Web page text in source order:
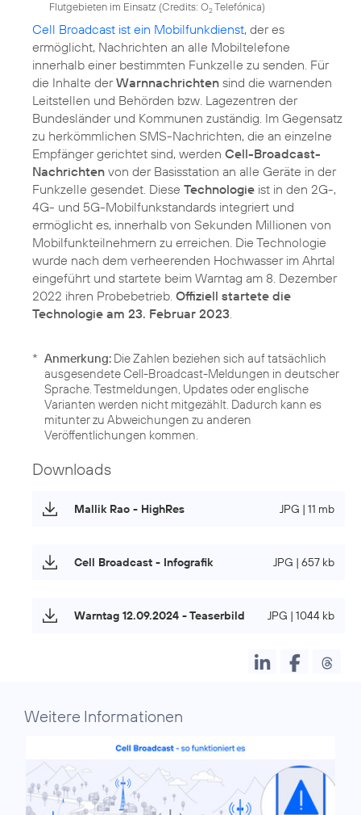
Flutgebieten im Einsatz (Credits: O2Telefónica)
Cell Broadcast ist ein Mobilfunkdienst, der es
ermöglicht, Nachrichten an alle Mobiltelefone
innerhalb einer bestimmten Funkzelle zu senden. Für
die Inhalte derWarnnachrichten sind die warnenden
Leitstellen und Behörden bzw. Lagezentren der
Bundesländer und Kommunen zuständig. Im Gegensatz
zu herkömmlichen SMS-Nachrichten, die an einzelne
Empfänger gerichtet sind, werden Cell-Broadcast-
Nachrichten von der Basisstation an alle Geräte in der
Funkzelle gesendet. Diese Technologie ist in den 2G-,
4G- und 5G-Mobilfunkstandards integriert und
ermöglicht es, innerhalb von Sekunden Millionen von
Mobilfunkteilnehmern zu erreichen. Die Technologie
wurde nach dem verheerenden Hochwasser im Ahrtal
eingeführt und startete beim Warntag am 8. Dezember
2022 ihren Probebetrieb. Offiziell startete die
Technologie am 23. Februar 2023.
* Anmerkung: Die Zahlen beziehen sich auf tatsächlich
ausgesendete Cell-Broadcast-Meldungen in deutscher
Sprache. Testmeldungen, Updates oder englische
Varianten werden nicht mitgezählt. Dadurch kann es
mitunter zu Abweichungen zu anderen
Veröffentlichungen kommen.
Downloads
Mallik Rao - HighRes JPG | 11 mb
Cell Broadcast - Infografik JPG | 657 kb
Warntag 12.09.2024 - Teaserbild JPG | 1044 kb
Weitere Informationen